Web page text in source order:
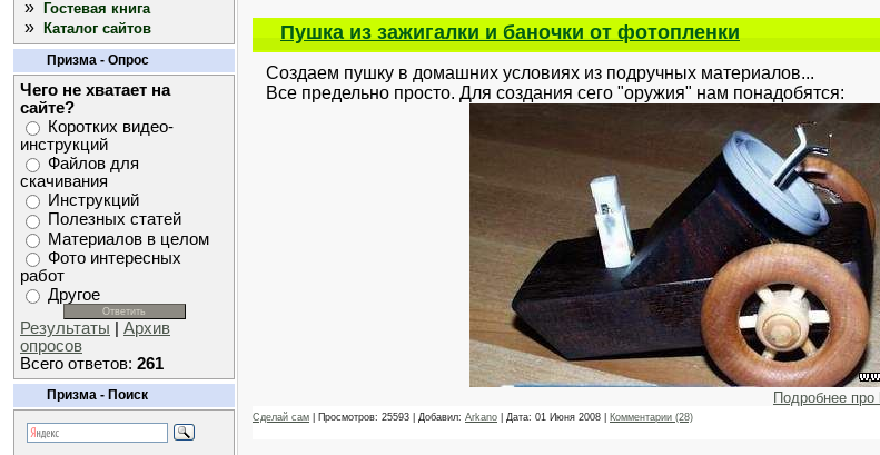
» Гостевая книга
» Каталог сайтов
Призма - Опрос
Чего не хватает на
сайте?
Коротких видео-
инструкций
Файлов для
скачивания
Инструкций
Полезных статей
Материалов в целом
Фото интересных
работ
Другое
Результаты
Архив
опросов
Всего ответов: 261
Призма - Поиск
Пушка из зажигалки и баночки от фотопленки
Создаем пушку в домашних условиях из подручных материалов...
Все предельно просто. Для создания сего "оружия" нам понадобятся:
Подробнее про
Сделай сам | Просмотров: 25593 | Добавил: Arkano | Дата: 01 Июня 2008
Комментарии (28)